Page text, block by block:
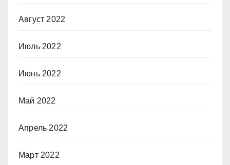
Август 2022
Июль 2022
Июнь 2022
Май 2022
Апрель 2022
Март 2022